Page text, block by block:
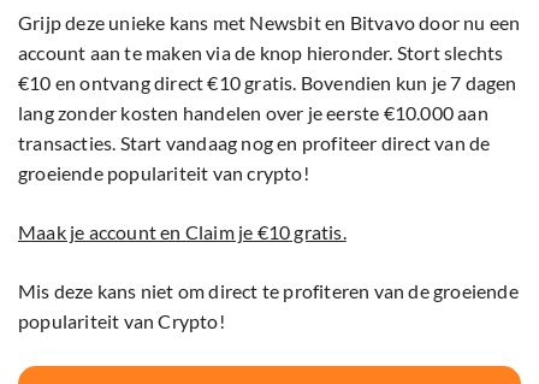
Grijp deze unieke kans met Newsbit en Bitvavo door nu een
account aan te maken via de knop hieronder. Stort slechts
€10 en ontvang direct €10 gratis. Bovendien kun je 7 dagen
lang zonder kosten handelen over je eerste €10.000 aan
transacties. Start vandaag nog en profiteer direct van de
groeiende populariteit van crypto!
Maak je account en Claim je €10 gratis.
Mis deze kans niet om direct te profiteren van de groeiende
populariteit van Crypto!